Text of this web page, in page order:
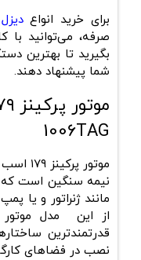
برای خرید انواع
صرفه، می‌توانید با
بگیرید تا بهترین
شما پیشنهاد دهند.
1006TAG
نیمه ‌سنگین است
مانند ژنراتور و یا
از این مدل موتور
قدرتمندترین
نصب در فضاهای